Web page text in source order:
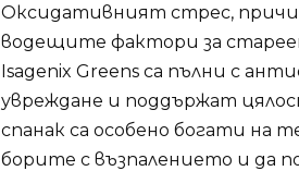
Оксидативният стрес,
водещите фактори за
Isagenix Greens са пълни с
увреждане и поддържат
спанак са особено богати на
борите с възпалението и да